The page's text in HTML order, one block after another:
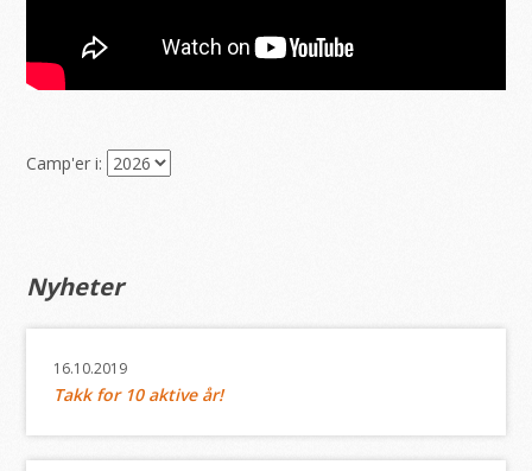
Camp'er i:
Nyheter
16.10.2019
Takk for 10 aktive år!